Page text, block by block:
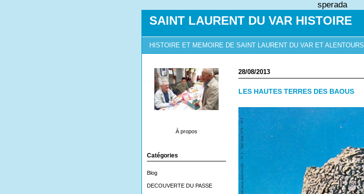
sperada
SAINT LAURENT DU VAR HISTOIRE
HISTOIRE ET MEMOIRE DE SAINT LAURENT DU VAR ET ALENTOURS
À propos
Catégories
Blog
DECOUVERTE DU PASSE
28/08/2013
LES HAUTES TERRES DES BAOUS